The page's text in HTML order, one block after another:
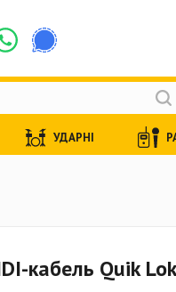
кабель Quik
УДАРНІ